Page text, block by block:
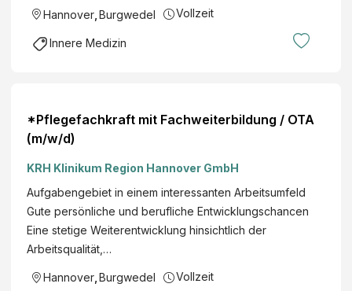
Hannover Burgwedel Vollzeit
Innere Medizin
*Pflegefachkraft mit Fachweiterbildung / OTA
(m/w/d)
KRH Klinikum Region Hannover GmbH
Aufgabengebiet in einem interessanten Arbeitsumfeld
Gute persönliche und berufliche Entwicklungschancen
Eine stetige Weiterentwicklung hinsichtlich der
Arbeitsqualität,…
Hannover Burgwedel Vollzeit